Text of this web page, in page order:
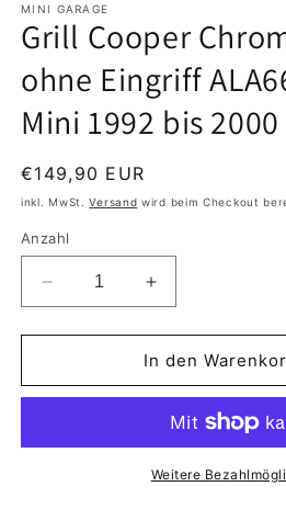
in
Modal
öffnen
MINI GARAGE
Grill Cooper
ohne Eingriff
Mini 1992 bis 2000
Normaler
Preis
€149,90 EUR
inkl. MwSt.Versand wird beim Checkout
Anzahl
Verringere
die
Menge
Grill
8
Erhöhe
die
Menge
für
Grill
Chrom
8
Reihen
In den
Weitere